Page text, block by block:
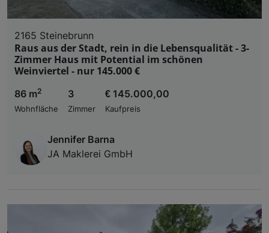
2165 Steinebrunn
Raus aus der Stadt, rein in die Lebensqualität - 3-
Zimmer Haus mit Potential im schönen
Weinviertel - nur 145.000 €
86 m2
Wohnfläche
3
Zimmer
€ 145.000,00
Kaufpreis
Jennifer Barna
JA Maklerei GmbH